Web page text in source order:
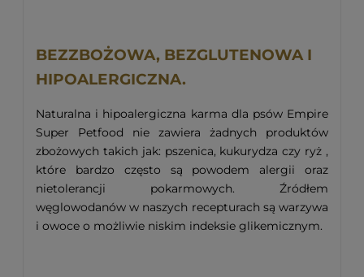
BEZZBOŻOWA, BEZGLUTENOWA I
HIPOALERGICZNA.
Naturalna i hipoalergiczna karma dla psów Empire
Super Petfood nie zawiera żadnych produktów
zbożowych takich jak: pszenica, kukurydza czy ryż ,
które bardzo często są powodem alergii oraz
nietolerancji pokarmowych. Źródłem
węglowodanów w naszych recepturach są warzywa
i owoce o możliwie niskim indeksie glikemicznym.